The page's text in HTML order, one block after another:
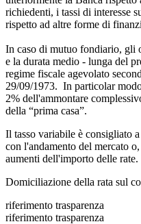
richiedenti, i tassi di interesse
rispetto ad altre forme di
In caso di mutuo fondiario, gli
e la durata medio - lunga del
regime fiscale agevolato
29/09/1973. In particolar
2% dell'ammontare
della “prima casa”.
Il tasso variabile è consigliato
con l'andamento del mercato
aumenti dell'importo delle rate.
Domiciliazione della rata sul
riferimento trasparenza
riferimento trasparenza